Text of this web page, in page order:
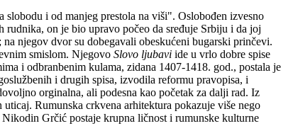
i od manjeg prestola na viši". Oslobođen izvesno
on je bio upravo počeo da sređuje Srbiju i da joj
njegov dvor su dobegavali obeskućeni bugarski prinčevi.
smislom. Njegovo Slovo ljubavi ide u vrlo dobre spise
i odbranbenim kulama, zidana 1407-1418. god., postala je
i drugih spisa, izvodila reformu pravopisa, i
orginalna, ali podesna kao početak za dalji rad. Iz
Rumunska crkvena arhitektura pokazuje više nego
Grčić postaje krupna ličnost i rumunske kulturne